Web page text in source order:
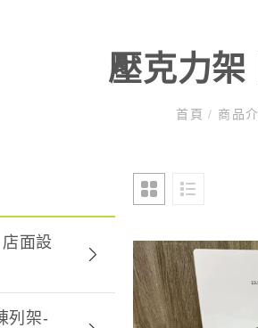
壓克力架
首頁/ 商品
面設
列架-